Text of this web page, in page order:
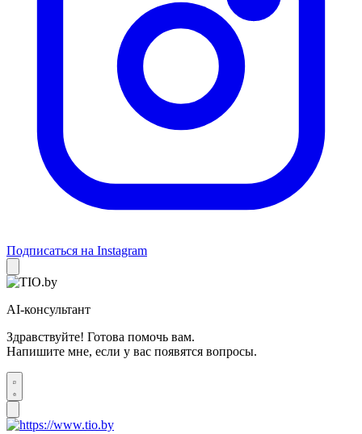
Подписаться на Instagram
AI-консультант
Здравствуйте! Готова помочь вам.
Напишите мне, если у вас появятся вопросы.